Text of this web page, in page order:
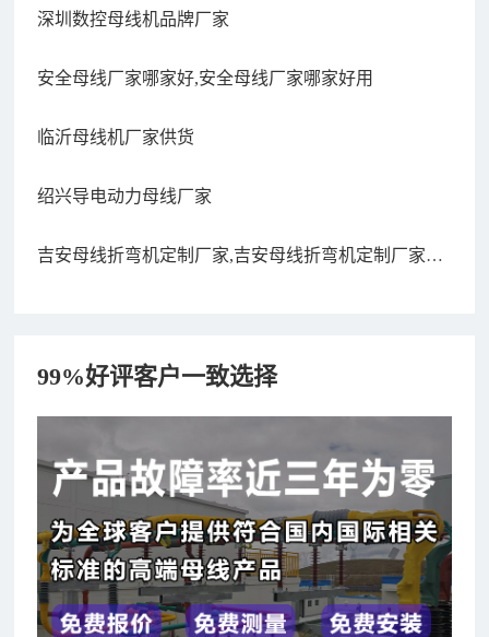
深圳数控母线机品牌厂家
安全母线厂家哪家好,安全母线厂家哪家好用
临沂母线机厂家供货
绍兴导电动力母线厂家
吉安母线折弯机定制厂家,吉安母线折弯机定制厂家有
99%好评客户一致选择
182xxxx4350 秦女士 咨询了报价 7分钟前
156xxxx3534 郭先生 咨询了报价 7分钟前
192xxxx2920 周先生 咨询了报价10分钟前
189xxxx6562 王先生 咨询了报价1秒前
190xxxx3508 徐女士 咨询了报价5秒前